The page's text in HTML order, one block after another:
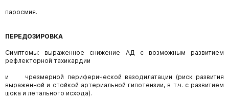
паросмия.
ПЕРЕДОЗИРОВКА
Симптомы: выраженное снижение АД с возможным развитием
рефлекторной тахикардии
и чрезмерной периферической вазодилатации (риск развития
выраженной и стойкой артериальной гипотензии, в т.ч. с развитием
шока и летального исхода).